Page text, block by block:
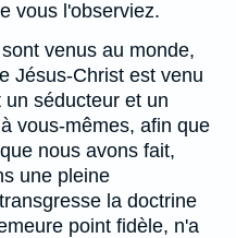
vous l'observiez.
venus au monde,
Jésus-Christ est venu
séducteur et un
vous-mêmes, afin que
nous avons fait,
une pleine
la doctrine
point fidèle, n'a